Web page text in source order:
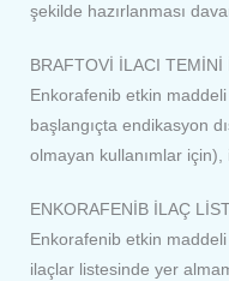
şekilde hazırlanması
BRAFTOVİ İLACI
Enkorafenib etkin
başlangıçta endikasyon
olmayan kullanımlar
ENKORAFENİB İLAÇ
Enkorafenib etkin maddeli
ilaçlar listesinde yer